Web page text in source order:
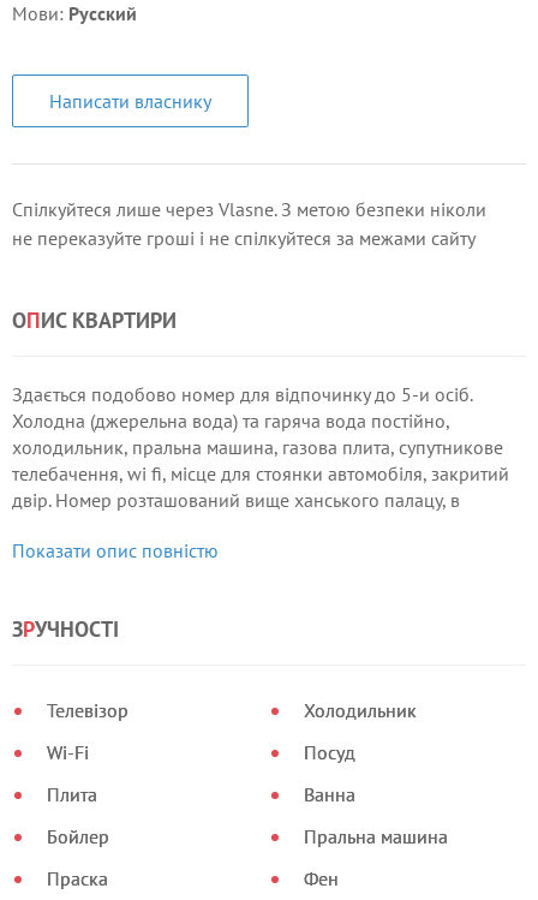
Мови: Русский
Написати власнику
Спілкуйтеся лише через Vlasne. З метою безпеки ніколи
не переказуйте гроші і не спілкуйтеся за межами сайту
ОПИС КВАРТИРИ
Здається подобово номер для відпочинку до 5-и осіб.
Холодна (джерельна вода) та гаряча вода постійно,
холодильник, пральна машина, газова плита, супутникове
телебачення, wi fi, місце для стоянки автомобіля, закритий
двір. Номер розташований вище ханського палацу, в
ущелину.
Показати опис повністю
ЗРУЧНОСТІ
Телевізор
Wi-Fi
Плита
Бойлер
Праска
Холодильник
Посуд
Ванна
Пральна машина
Фен